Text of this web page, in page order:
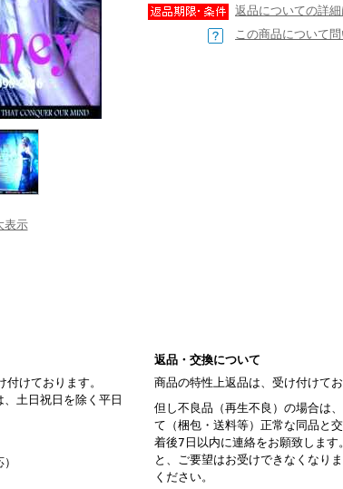
表示
返品についての詳細
この商品について
けております。
土日祝日を除く平日
返品・交換について
商品の特性上返品は、受け付けてお
但し不良品（再生不良）の場合は
て（梱包・送料等）正常な同品と
着後7日以内に連絡をお願致します
と、ご要望はお受けできなくなり
ください。